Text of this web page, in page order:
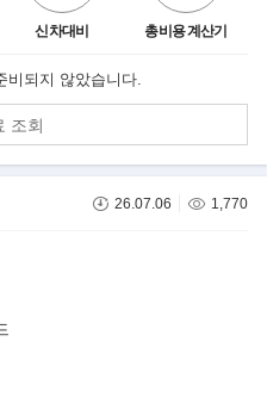
신차대비 총비용 계산기
비되지 않았습니다.
조회
26.07.06 1,770